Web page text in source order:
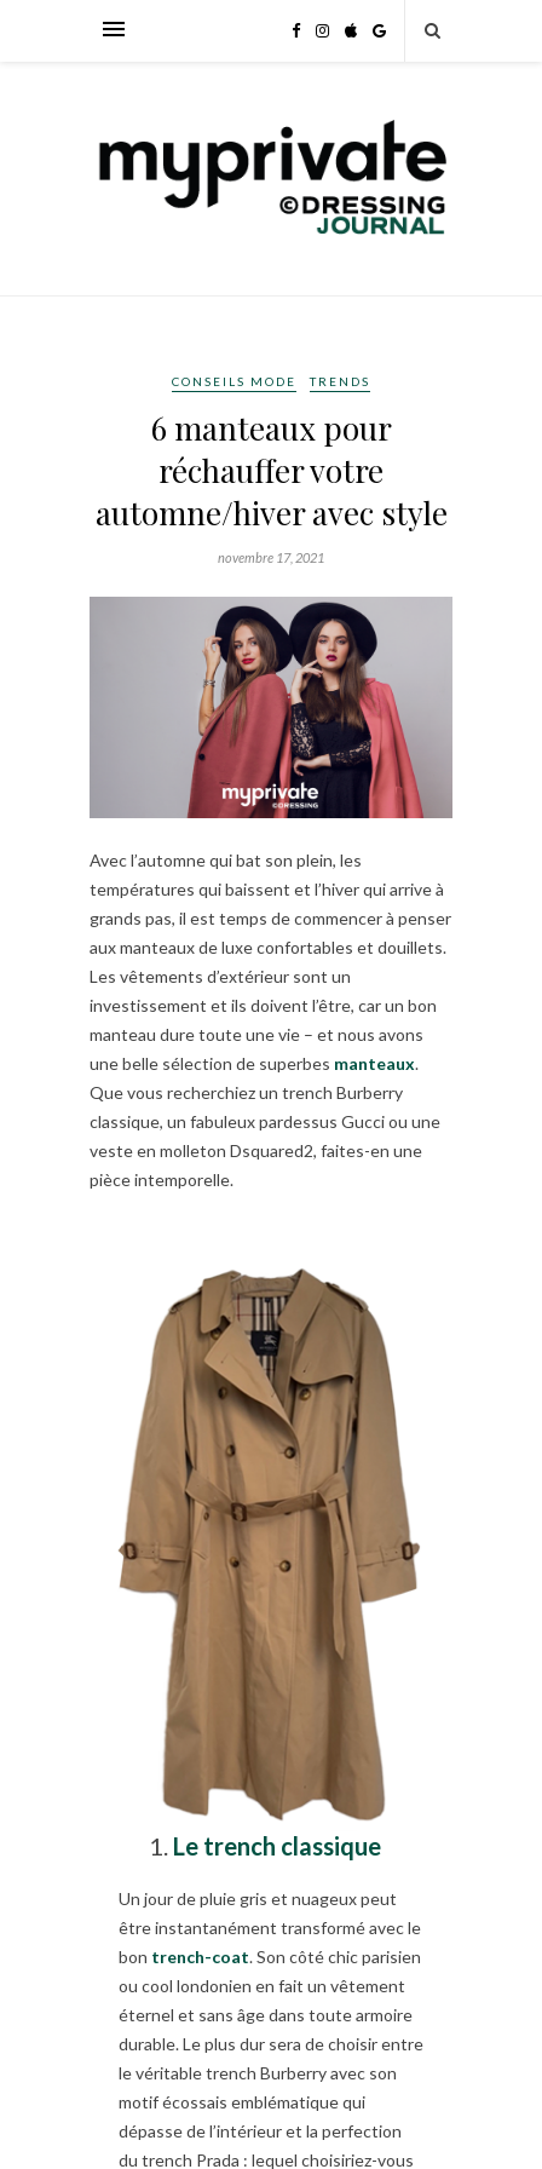
CONSEILS MODE TRENDS
6 manteaux pour
réchauffer votre
automne/hiver avec style
novembre 17, 2021
Avec l’automne qui bat son plein, les
températures qui baissent et l’hiver qui arrive à
grands pas, il est temps de commencer à penser
aux manteaux de luxe confortables et douillets.
Les vêtements d’extérieur sont un
investissement et ils doivent l’être, car un bon
manteau dure toute une vie – et nous avons
une belle sélection de superbes manteaux.
Que vous recherchiez un trench Burberry
classique, un fabuleux pardessus Gucci ou une
veste en molleton Dsquared2, faites-en une
pièce intemporelle.
Le trench classique
Un jour de pluie gris et nuageux peut
être instantanément transformé avec le
bon trench-coat. Son côté chic parisien
ou cool londonien en fait un vêtement
éternel et sans âge dans toute armoire
durable. Le plus dur sera de choisir entre
le véritable trench Burberry avec son
motif écossais emblématique qui
dépasse de l’intérieur et la perfection
du trench Prada : lequel choisiriez-vous